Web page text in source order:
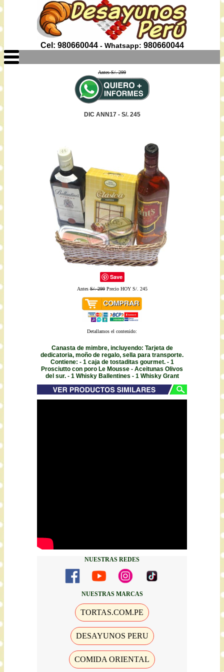
Cel: 980660044- Whatsapp: 980660044
Antes S/. 299
DIC ANN17 - S/. 245
Save
AntesS/. 299Precio HOY S/. 245
Detallamos el contenido:
Canasta de mimbre, incluyendo: Tarjeta de
dedicatoria, moño de regalo, sella para transporte.
Contiene: - 1 caja de tostaditas gourmet. - 1
Prosciutto con poro Le Mousse - Aceitunas Olivos
del sur. - 1 Whisky Ballentines - 1 Whisky Grant
NUESTRAS REDES
NUESTRAS MARCAS
TORTAS.COM.PE
DESAYUNOS PERU
COMIDA ORIENTAL